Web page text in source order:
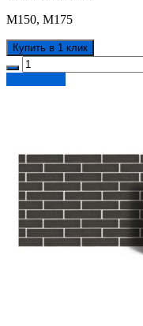
М150, М175
Купить в 1 клик